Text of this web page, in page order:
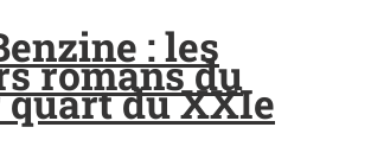
: les
romans du
du XXIe